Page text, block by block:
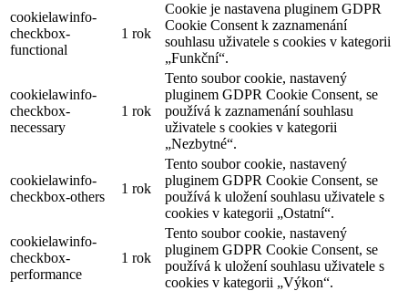
cookielawinfo-
checkbox-
functional
1 rok
Cookie je nastavena pluginem GDPR
Cookie Consent k zaznamenání
souhlasu uživatele s cookies v kategorii
„Funkční“.
cookielawinfo-
checkbox-
necessary
1 rok
Tento soubor cookie, nastavený
pluginem GDPR Cookie Consent, se
používá k zaznamenání souhlasu
uživatele s cookies v kategorii
„Nezbytné“.
cookielawinfo-
checkbox-others
1 rok
Tento soubor cookie, nastavený
pluginem GDPR Cookie Consent, se
používá k uložení souhlasu uživatele s
cookies v kategorii „Ostatní“.
cookielawinfo-
checkbox-
performance
1 rok
Tento soubor cookie, nastavený
pluginem GDPR Cookie Consent, se
používá k uložení souhlasu uživatele s
cookies v kategorii „Výkon“.